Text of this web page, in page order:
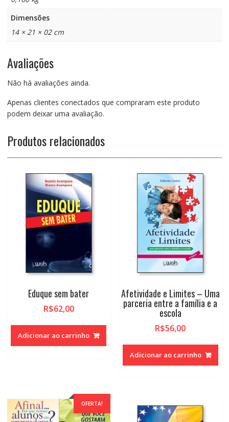
Dimensões
14 × 21 × 02 cm
Avaliações
Não há avaliações ainda.
Apenas clientes conectados que compraram este produto
podem deixar uma avaliação.
Produtos relacionados
Eduque sem bater
R$62,00
Adicionar ao carrinho
Afetividade e Limites – Uma
parceria entre a família e a
escola
R$56,00
Adicionar ao carrinho
OFERTA!